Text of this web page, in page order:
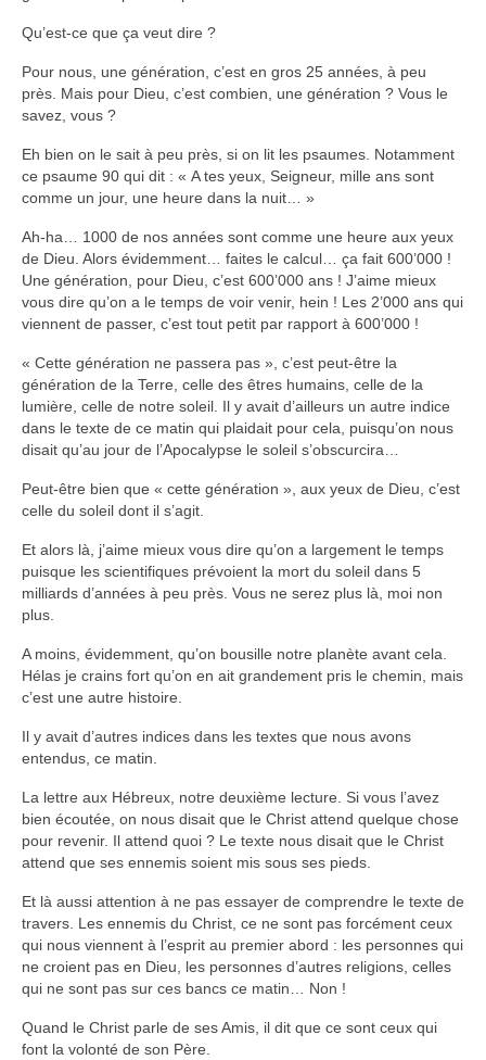
Qu’est-ce que ça veut dire ?
Pour nous, une génération, c’est en gros 25 années, à peu
près. Mais pour Dieu, c’est combien, une génération ? Vous le
savez, vous ?
Eh bien on le sait à peu près, si on lit les psaumes. Notamment
ce psaume 90 qui dit : « A tes yeux, Seigneur, mille ans sont
comme un jour, une heure dans la nuit… »
Ah-ha… 1000 de nos années sont comme une heure aux yeux
de Dieu. Alors évidemment… faites le calcul… ça fait 600’000 !
Une génération, pour Dieu, c’est 600’000 ans ! J’aime mieux
vous dire qu’on a le temps de voir venir, hein ! Les 2’000 ans qui
viennent de passer, c’est tout petit par rapport à 600’000 !
« Cette génération ne passera pas », c’est peut-être la
génération de la Terre, celle des êtres humains, celle de la
lumière, celle de notre soleil. Il y avait d’ailleurs un autre indice
dans le texte de ce matin qui plaidait pour cela, puisqu’on nous
disait qu’au jour de l’Apocalypse le soleil s’obscurcira…
Peut-être bien que « cette génération », aux yeux de Dieu, c’est
celle du soleil dont il s’agit.
Et alors là, j’aime mieux vous dire qu’on a largement le temps
puisque les scientifiques prévoient la mort du soleil dans 5
milliards d’années à peu près. Vous ne serez plus là, moi non
plus.
A moins, évidemment, qu’on bousille notre planète avant cela.
Hélas je crains fort qu’on en ait grandement pris le chemin, mais
c’est une autre histoire.
Il y avait d’autres indices dans les textes que nous avons
entendus, ce matin.
La lettre aux Hébreux, notre deuxième lecture. Si vous l’avez
bien écoutée, on nous disait que le Christ attend quelque chose
pour revenir. Il attend quoi ? Le texte nous disait que le Christ
attend que ses ennemis soient mis sous ses pieds.
Et là aussi attention à ne pas essayer de comprendre le texte de
travers. Les ennemis du Christ, ce ne sont pas forcément ceux
qui nous viennent à l’esprit au premier abord : les personnes qui
ne croient pas en Dieu, les personnes d’autres religions, celles
qui ne sont pas sur ces bancs ce matin… Non !
Quand le Christ parle de ses Amis, il dit que ce sont ceux qui
font la volonté de son Père.